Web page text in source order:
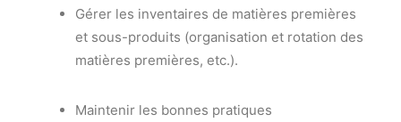
Gérer les inventaires de matières premières
et sous-produits (organisation et rotation des
matières premières, etc.).
Maintenir les bonnes pratiques